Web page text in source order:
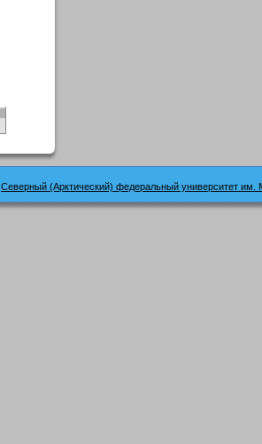
Северный (Арктический) федеральный университет